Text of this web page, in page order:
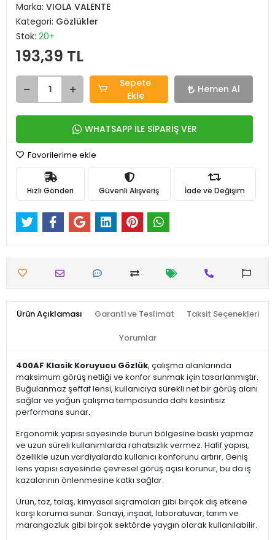
Marka: VIOLA VALENTE
Kategori: Gözlükler
Stok: 20+
193,39 TL
Sepete
Ekle
Hemen Al
WHATSAPP İLE SİPARİŞ VER
Favorilerime ekle
Hızlı Gönderi Güvenli Alışveriş İade ve Değişim
Ürün Açıklaması Garanti ve Teslimat Taksit Seçenekleri
Yorumlar
400AF Klasik Koruyucu Gözlük, çalışma alanlarında
maksimum görüş netliği ve konfor sunmak için tasarlanmıştır.
Buğulanmaz şeffaf lensi, kullanıcıya sürekli net bir görüş alanı
sağlar ve yoğun çalışma temposunda dahi kesintisiz
performans sunar.
Ergonomik yapısı sayesinde burun bölgesine baskı yapmaz
ve uzun süreli kullanımlarda rahatsızlık vermez. Hafif yapısı,
özellikle uzun vardiyalarda kullanıcı konforunu artırır. Geniş
lens yapısı sayesinde çevresel görüş açısı korunur, bu da iş
kazalarının önlenmesine katkı sağlar.
Ürün, toz, talaş, kimyasal sıçramaları gibi birçok dış etkene
karşı koruma sunar. Sanayi, inşaat, laboratuvar, tarım ve
marangozluk gibi birçok sektörde yaygın olarak kullanılabilir.